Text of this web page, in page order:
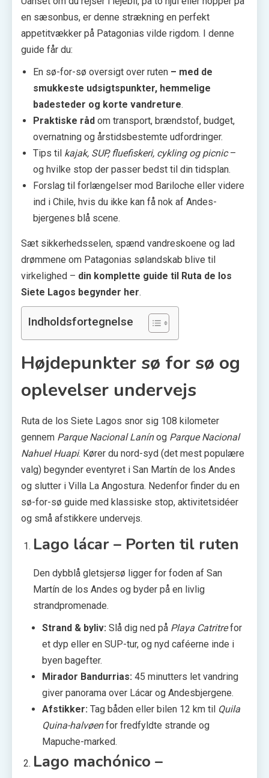
en sæsonbus, er denne strækning en perfekt
appetitvækker på Patagonias vilde rigdom. I denne
guide får du:
En sø-for-sø oversigt over ruten – med de
smukkeste udsigtspunkter, hemmelige
badesteder og korte vandreture.
Praktiske råd om transport, brændstof, budget,
overnatning og årstidsbestemte udfordringer.
Tips til kajak, SUP, fluefiskeri, cykling og picnic–
og hvilke stop der passer bedst til din tidsplan.
Forslag til forlængelser mod Bariloche eller videre
ind i Chile, hvis du ikke kan få nok af Andes­
bjergenes blå scene.
Sæt sikkerhedsselen, spænd vandreskoene og lad
drømmene om Patagonias sølandskab blive til
virkelighed – din komplette guide til Ruta de los
Siete Lagos begynder her.
Indholdsfortegnelse
Højdepunkter sø for sø og
oplevelser undervejs
Ruta de los Siete Lagos snor sig 108 kilometer
gennem Parque Nacional Lanínog Parque Nacional
Nahuel Huapi. Kører du nord-syd (det mest populære
valg) begynder eventyret i San Martín de los Andes
og slutter i Villa La Angostura. Nedenfor finder du en
sø-for-sø guide med klassiske stop, aktivitetsidéer
og små afstikkere undervejs.
Lago lácar – Porten til ruten
Den dybblå gletsjersø ligger for foden af San
Martín de los Andes og byder på en livlig
strandpromenade.
Strand & byliv: Slå dig ned på Playa Catritrefor
et dyp eller en SUP-tur, og nyd caféerne inde i
byen bagefter.
Mirador Bandurrias: 45 minutters let vandring
giver panorama over Lácar og Andesbjergene.
Afstikker: Tag båden eller bilen 12 km til Quila
Quina-halvøenfor fredfyldte strande og
Mapuche-marked.
Lago machónico –